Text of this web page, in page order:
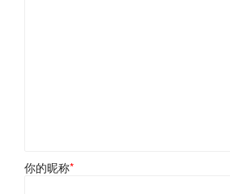
你的昵称*